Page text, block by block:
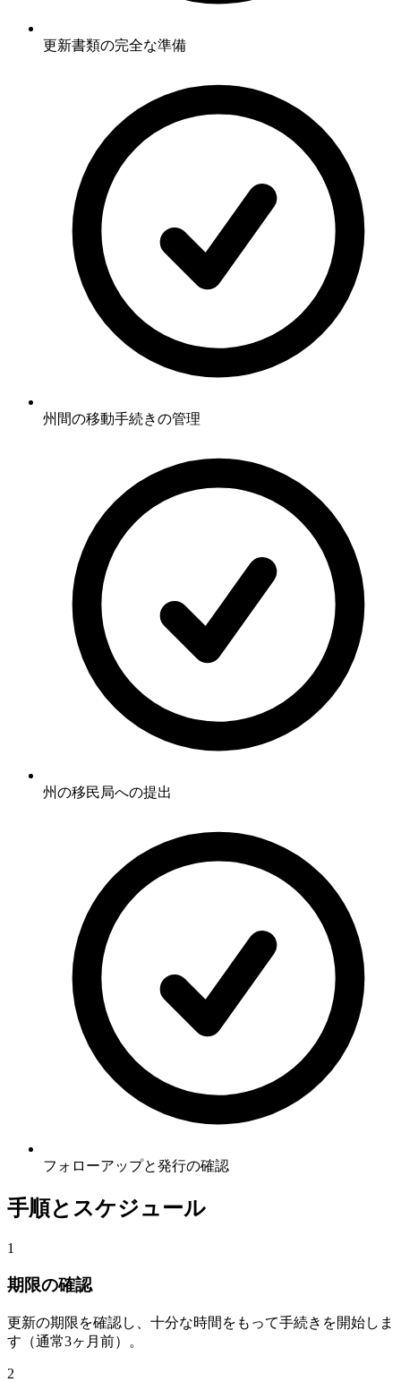
更新書類の完全な準備
州間の移動手続きの管理
州の移民局への提出
フォローアップと発行の確認
手順とスケジュール
1
期限の確認
更新の期限を確認し、十分な時間をもって手続きを開始しま
す（通常3ヶ月前）。
2